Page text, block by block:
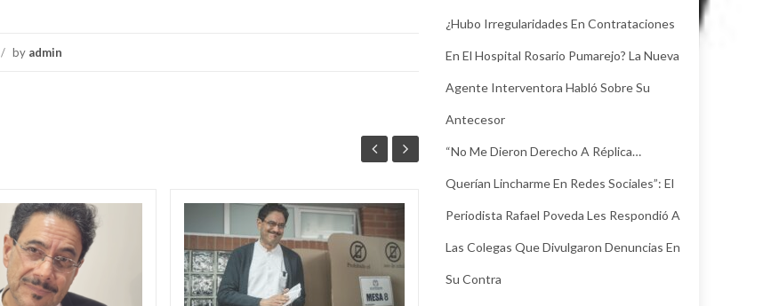
/ by admin
En el Pacto Histórico
de Cesar hay fisuras:
¿Hubo Irregularidades En Contrataciones
En El Hospital Rosario Pumarejo? La Nueva
Agente Interventora Habló Sobre Su
Antecesor
“No Me Dieron Derecho A Réplica…
Querían Lincharme En Redes Sociales”: El
Periodista Rafael Poveda Les Respondió A
Las Colegas Que Divulgaron Denuncias En
Su Contra